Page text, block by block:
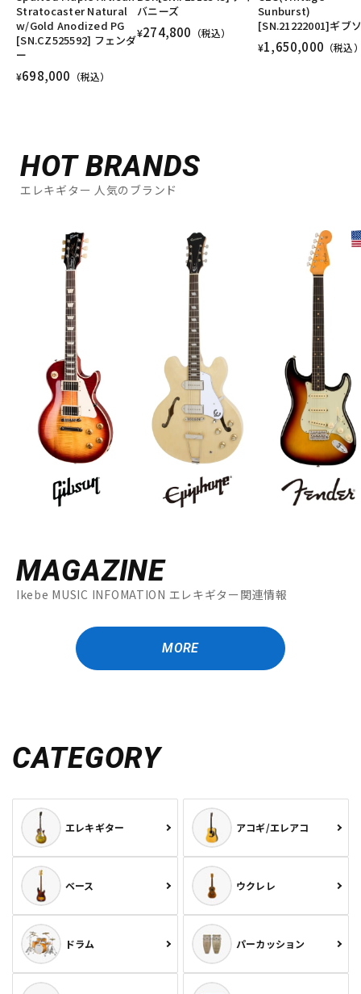
Stratocaster Natural
w/Gold Anodized PG
[SN.CZ525592] フェンダ
ー
¥698,000 （税込）
バニーズ
¥274,800 （税込）
Sunburst)
[SN.21222001]ギブ
¥1,650,000 （税込
HOT BRANDS
エレキギター 人気のブランド
MAGAZINE
Ikebe MUSIC INFOMATION エレキギター関連情報
MORE
CATEGORY
エレキギター アコギ/エレアコ
ベース ウクレレ
ドラム パーカッション